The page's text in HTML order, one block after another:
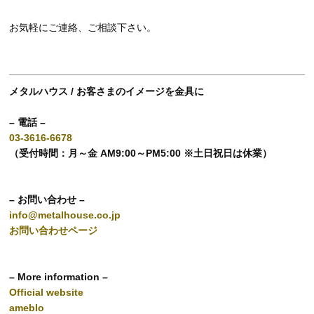
お気軽にご連絡、ご相談下さい。
メタルハウス / お客さまのイメージを金具に
– 電話 –
03-3616-6678
（受付時間：月～金 AM9:00～PM5:00 ※土日祝日は休業）
– お問い合わせ –
info@metalhouse.co.jp
お問い合わせページ
– More information –
Official website
ameblo